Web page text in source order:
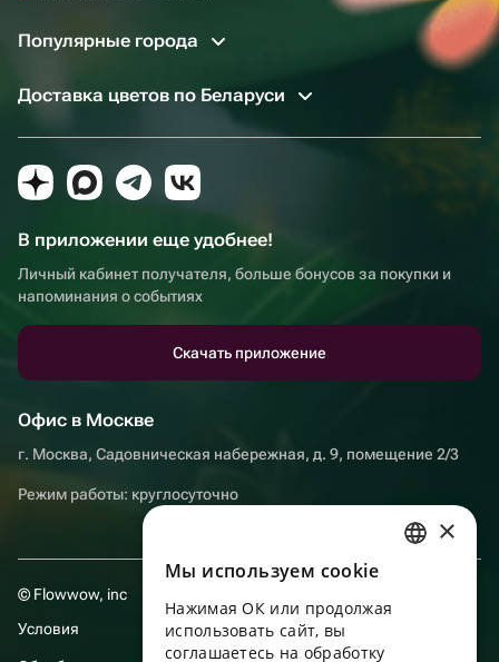
Популярные города
Доставка цветов по Беларуси
В приложении еще удобнее!
Личный кабинет получателя, больше бонусов за покупки и
напоминания о событиях
Скачать приложение
Офис в Москве
г. Москва, Садовническая набережная, д. 9, помещение 2/3
Режим работы: круглосуточно
© Flowwow, inc
Условия
ENGLISH
UKRAINIAN
×
Мы используем сookie
Нажимая ОК или продолжая
использовать сайт, вы
соглашаетесь на обработку